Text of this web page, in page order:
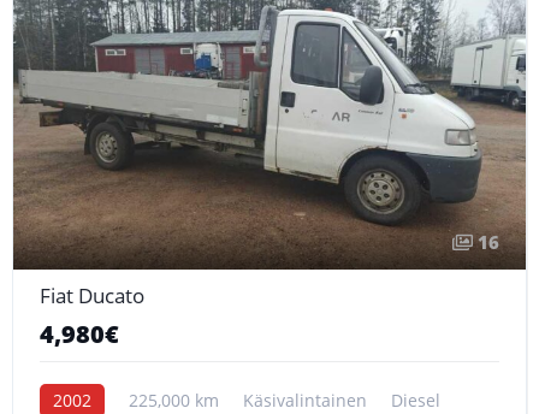
16
Fiat Ducato
4,980€
2002 225,000 km Käsivalintainen Diesel